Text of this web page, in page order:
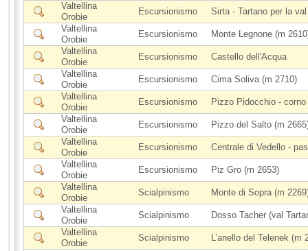
Valtellina
Orobie
Escursionismo
Sirta - Tartano per la
Valtellina
Orobie
Escursionismo
Monte Legnone (m
Valtellina
Orobie
Escursionismo
Castello dell'Acqua
Valtellina
Orobie
Escursionismo
Cima Soliva (m 2710)
Valtellina
Orobie
Escursionismo
Pizzo Pidocchio -
Valtellina
Orobie
Escursionismo
Pizzo del Salto (m
Valtellina
Orobie
Escursionismo
Centrale di Vedello -
Valtellina
Orobie
Escursionismo
Piz Gro (m 2653)
Valtellina
Orobie
Scialpinismo
Monte di Sopra (m
Valtellina
Orobie
Scialpinismo
Dosso Tacher (val
Valtellina
Orobie
Scialpinismo
L’anello del Telenek (m